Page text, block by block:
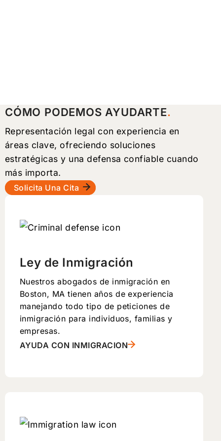
CÓMO PODEMOS AYUDARTE
Representación legal con experiencia en
áreas clave, ofreciendo soluciones
estratégicas y una defensa confiable cuando
más importa.
Solicita Una Cita
Ley de Inmigración
Nuestros abogados de inmigración en
Boston, MA tienen años de experiencia
manejando todo tipo de peticiones de
inmigración para individuos, familias y
empresas.
AYUDA CON INMIGRACION